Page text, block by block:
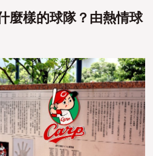
麼樣的球隊？由熱情球